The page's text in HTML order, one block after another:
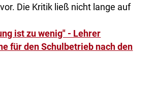
Die Kritik ließ nicht lange auf
ist zu wenig" - Lehrer
für den Schulbetrieb nach den